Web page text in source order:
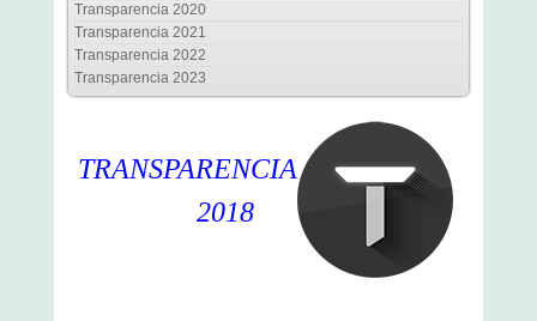
Transparencia 2020
Transparencia 2021
Transparencia 2022
Transparencia 2023
TRANSPARENCIA
2018